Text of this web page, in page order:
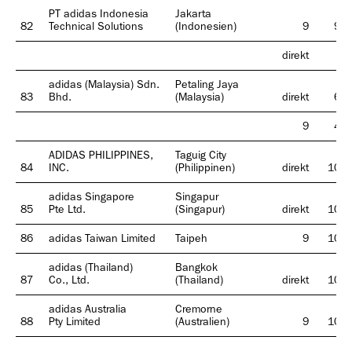
82
PT adidas Indonesia
Technical Solutions
Jakarta
(Indonesien)
9 99
direkt
83
adidas (Malaysia) Sdn.
Bhd.
Petaling Jaya
(Malaysia)
direkt 60
9 40
84
ADIDAS PHILIPPINES,
INC.
Taguig City
(Philippinen)
direkt 100
85
adidas Singapore
Pte Ltd.
Singapur
(Singapur)
direkt 100
86 adidas Taiwan Limited Taipeh 9 100
87
adidas (Thailand)
Co., Ltd.
Bangkok
(Thailand)
direkt 100
88
adidas Australia
Pty Limited
Cremorne
(Australien)
9 100